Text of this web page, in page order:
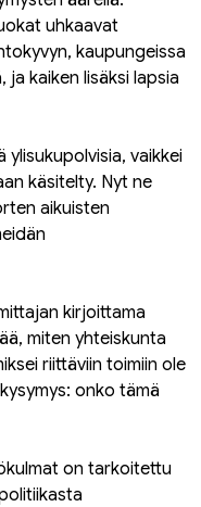
uhkaavat
kaupungeissa
kaiken lisäksi lapsia
ylisukupolvisia, vaikkei
käsitelty. Nyt ne
aikuisten
kirjoittama
miten yhteiskunta
riittäviin toimiin ole
onko tämä
on tarkoitettu